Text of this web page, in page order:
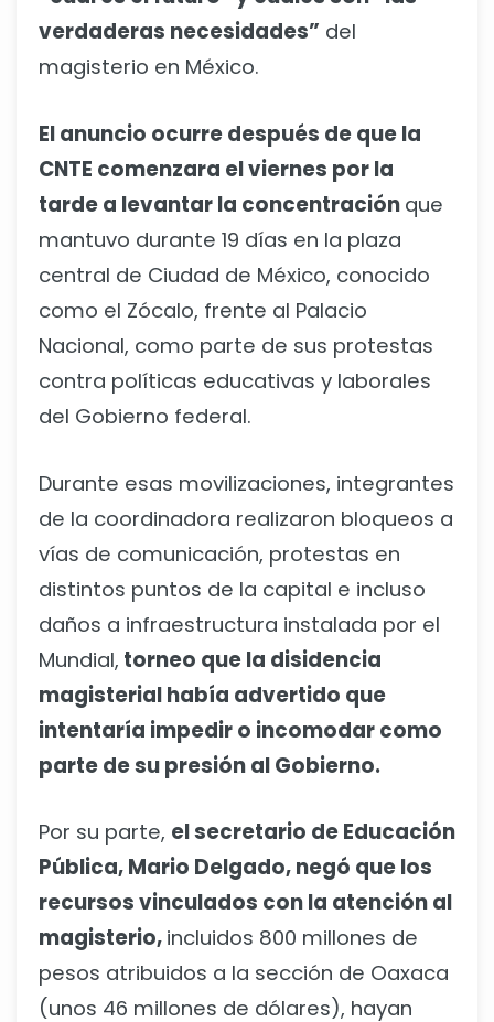
verdaderas necesidades” del
magisterio en México.
El anuncio ocurre después de que la
CNTE comenzara el viernes por la
tarde a levantar la concentración que
mantuvo durante 19 días en la plaza
central de Ciudad de México, conocido
como el Zócalo, frente al Palacio
Nacional, como parte de sus protestas
contra políticas educativas y laborales
del Gobierno federal.
Durante esas movilizaciones, integrantes
de la coordinadora realizaron bloqueos a
vías de comunicación, protestas en
distintos puntos de la capital e incluso
daños a infraestructura instalada por el
Mundial, torneo que la disidencia
magisterial había advertido que
intentaría impedir o incomodar como
parte de su presión al Gobierno.
Por su parte, el secretario de Educación
Pública, Mario Delgado, negó que los
recursos vinculados con la atención al
magisterio, incluidos 800 millones de
pesos atribuidos a la sección de Oaxaca
(unos 46 millones de dólares), hayan